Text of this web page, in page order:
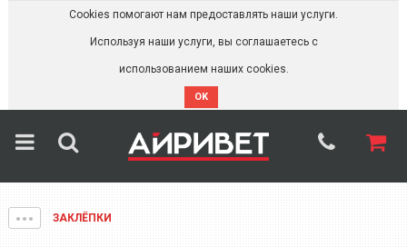
Cookies помогают нам предоставлять наши услуги.
Используя наши услуги, вы соглашаетесь с
использованием наших cookies.
OK
ЗАКЛЁПКИ